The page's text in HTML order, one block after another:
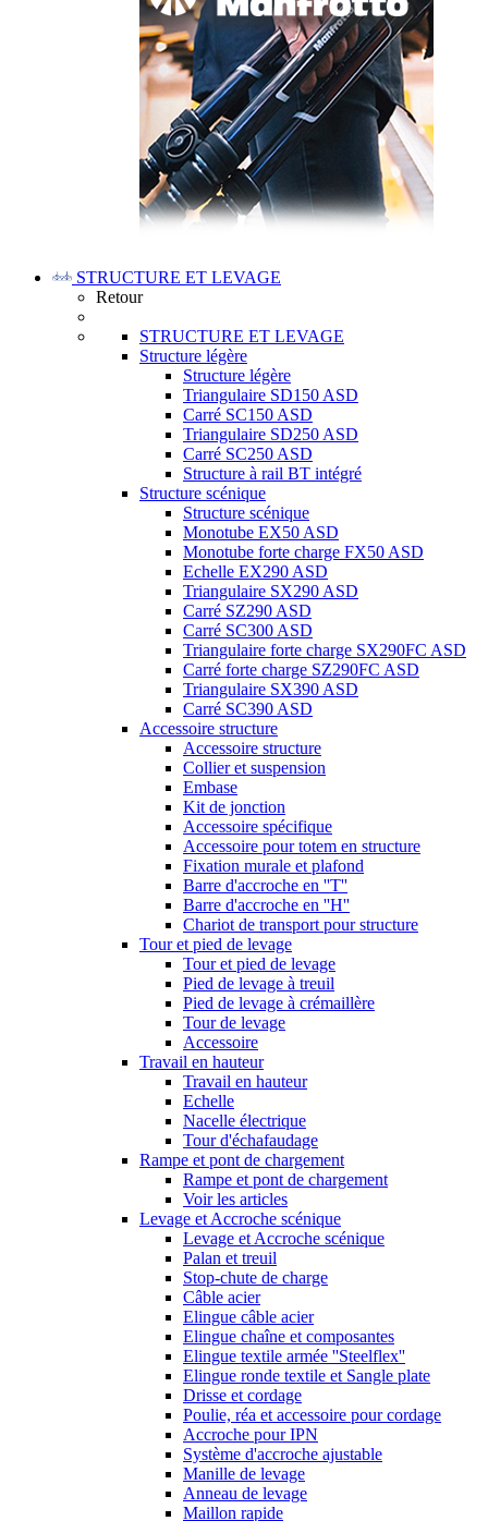
STRUCTURE ET LEVAGE
Retour
STRUCTURE ET LEVAGE
Structure légère
Structure légère
Triangulaire SD150 ASD
Carré SC150 ASD
Triangulaire SD250 ASD
Carré SC250 ASD
Structure à rail BT intégré
Structure scénique
Structure scénique
Monotube EX50 ASD
Monotube forte charge FX50 ASD
Echelle EX290 ASD
Triangulaire SX290 ASD
Carré SZ290 ASD
Carré SC300 ASD
Triangulaire forte charge SX290FC ASD
Carré forte charge SZ290FC ASD
Triangulaire SX390 ASD
Carré SC390 ASD
Accessoire structure
Accessoire structure
Collier et suspension
Embase
Kit de jonction
Accessoire spécifique
Accessoire pour totem en structure
Fixation murale et plafond
Barre d'accroche en ''T''
Barre d'accroche en ''H''
Chariot de transport pour structure
Tour et pied de levage
Tour et pied de levage
Pied de levage à treuil
Pied de levage à crémaillère
Tour de levage
Accessoire
Travail en hauteur
Travail en hauteur
Echelle
Nacelle électrique
Tour d'échafaudage
Rampe et pont de chargement
Rampe et pont de chargement
Voir les articles
Levage et Accroche scénique
Levage et Accroche scénique
Palan et treuil
Stop-chute de charge
Câble acier
Elingue câble acier
Elingue chaîne et composantes
Elingue textile armée ''Steelflex''
Elingue ronde textile et Sangle plate
Drisse et cordage
Poulie, réa et accessoire pour cordage
Accroche pour IPN
Système d'accroche ajustable
Manille de levage
Anneau de levage
Maillon rapide